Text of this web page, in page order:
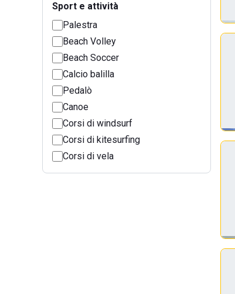
Sport e attività
Palestra
Beach Volley
Beach Soccer
Calcio balilla
Pedalò
Canoe
Corsi di windsurf
Corsi di kitesurfing
Corsi di vela